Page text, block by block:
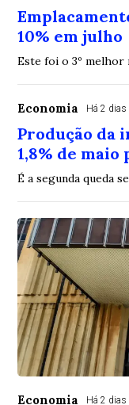
10% em julho
Este foi o 3º melhor
Economia Há 2 dias
Produção da
1,8% de maio
É a segunda queda
Economia Há 2 dias